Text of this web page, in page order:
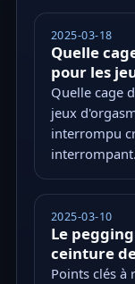
2025-03-18
Quelle
pour les
Quelle cage
jeux
interrompu
2025-03-10
Le
ceinture
Points clés